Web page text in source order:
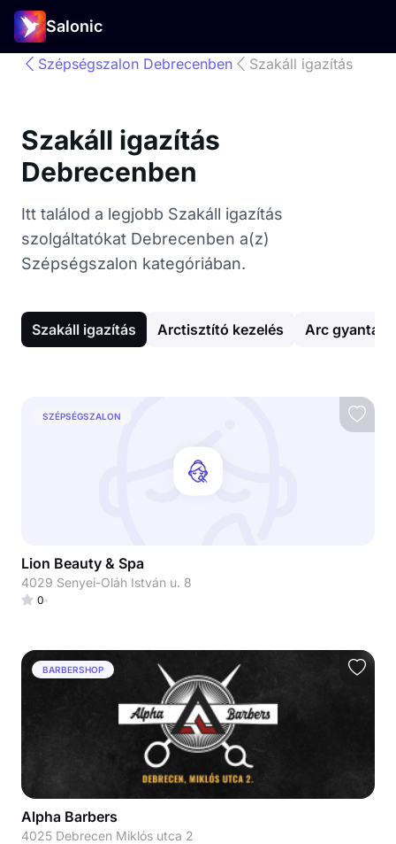
Salonic
Szépségszalon Debrecenben Szakáll igazítás
Szakáll igazítás
Debrecenben
Itt találod a legjobb Szakáll igazítás
szolgáltatókat Debrecenben a(z)
Szépségszalon kategóriában.
Szakáll igazítás Arctisztító kezelés Arc
SZÉPSÉGSZALON
Lion Beauty & Spa
4029 Senyei-Oláh István u. 8
0
BARBERSHOP
Alpha Barbers
4025 Debrecen Miklós utca 2